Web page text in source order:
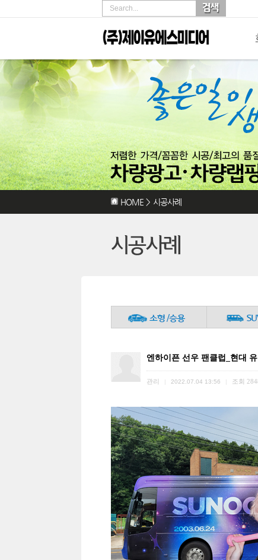
Search...
HOME > 시공사례
엔하이픈 선우 팬클럽_현대
관리 2022.07.04 13:56 조회